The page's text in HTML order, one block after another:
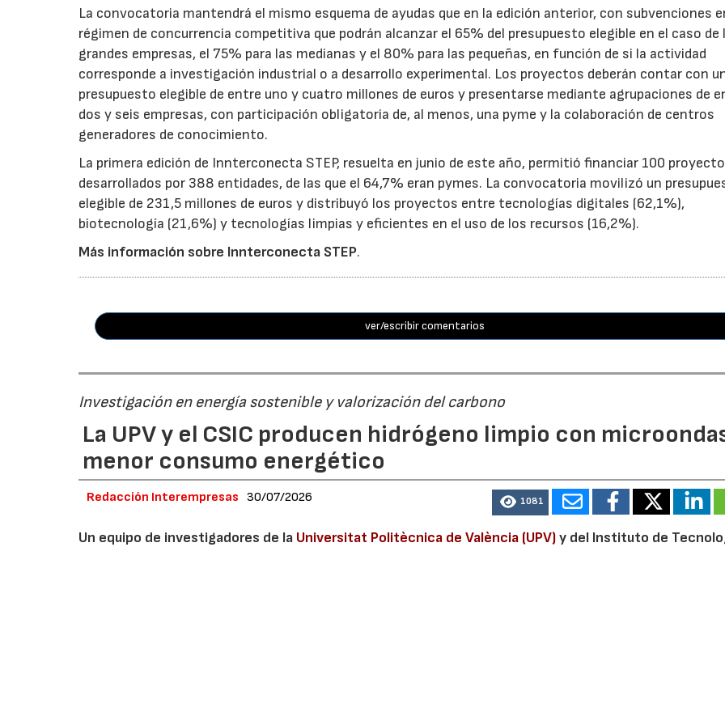
La convocatoria mantendrá el mismo esquema de ayudas que en la edición anterior, con subvenciones
régimen de concurrencia competitiva que podrán alcanzar el 65% del presupuesto elegible en el caso de
grandes empresas, el 75% para las medianas y el 80% para las pequeñas, en función de si la actividad
corresponde a investigación industrial o a desarrollo experimental. Los proyectos deberán contar con
presupuesto elegible de entre uno y cuatro millones de euros y presentarse mediante agrupaciones de
dos y seis empresas, con participación obligatoria de, al menos, una pyme y la colaboración de centros
generadores de conocimiento.
La primera edición de Innterconecta STEP, resuelta en junio de este año, permitió financiar 100
desarrollados por 388 entidades, de las que el 64,7% eran pymes. La convocatoria movilizó un
elegible de 231,5 millones de euros y distribuyó los proyectos entre tecnologías digitales (62,1%),
biotecnología (21,6%) y tecnologías limpias y eficientes en el uso de los recursos (16,2%).
Más información sobre Innterconecta STEP.
ver/escribir comentarios
Investigación en energía sostenible y valorización del carbono
La UPV y el CSIC producen hidrógeno limpio con
menor consumo energético
Redacción Interempresas 30/07/2026 1081
Un equipo de investigadores de la Universitat Politècnica de València (UPV)y del Instituto de